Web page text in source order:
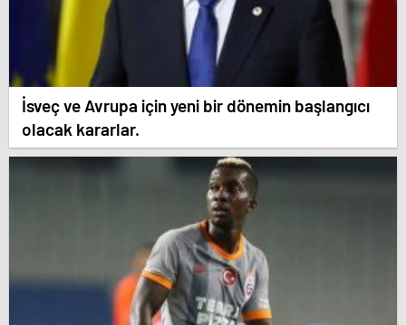
İsveç ve Avrupa için yeni bir dönemin başlangıcı
olacak kararlar.